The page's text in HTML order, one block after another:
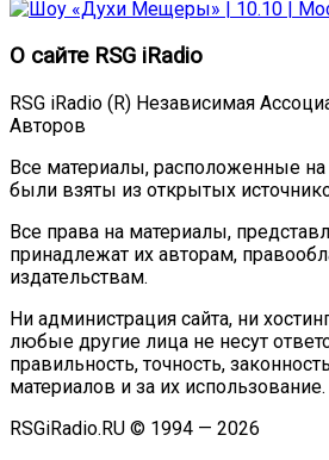
О сайте RSG iRadio
RSG iRadio (R) Независимая
Авторов
Все материалы, расположенные
были взяты из открытых
Все права на материалы,
принадлежат их авторам,
издательствам.
Ни администрация сайта, ни
любые другие лица не несут
правильность, точность,
материалов и за их использование.
RSGiRadio.RU © 1994 — 2026